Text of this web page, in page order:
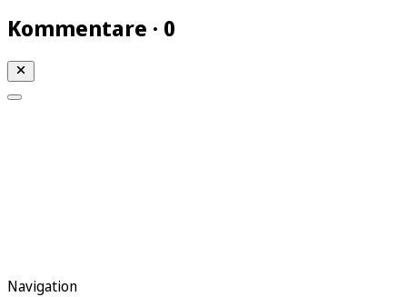
Kommentare · 0
Navigation